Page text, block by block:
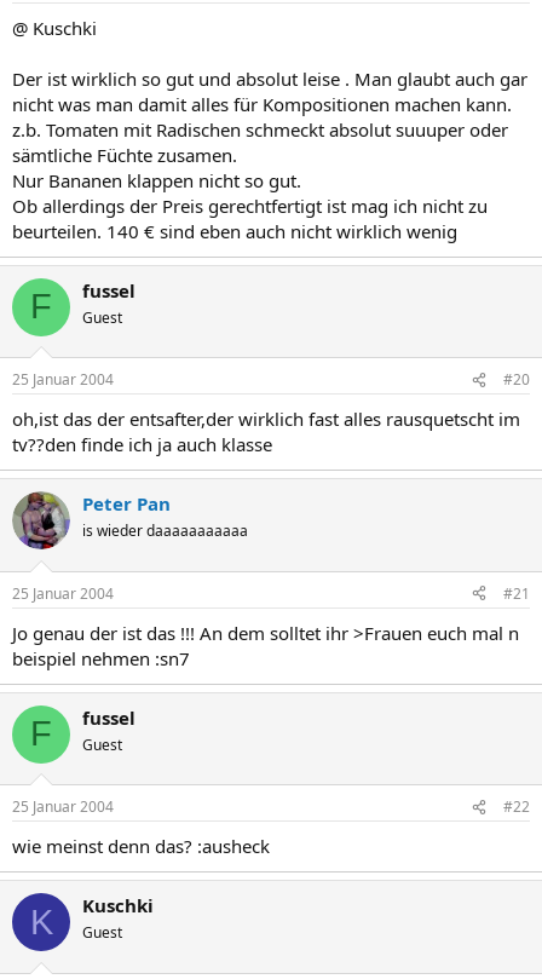
@ Kuschki
Der ist wirklich so gut und absolut leise . Man glaubt auch gar
nicht was man damit alles für Kompositionen machen kann.
z.b. Tomaten mit Radischen schmeckt absolut suuuper oder
sämtliche Füchte zusamen.
Nur Bananen klappen nicht so gut.
Ob allerdings der Preis gerechtfertigt ist mag ich nicht zu
beurteilen. 140 € sind eben auch nicht wirklich wenig
F fussel
Guest
25 Januar 2004 #20
oh,ist das der entsafter,der wirklich fast alles rausquetscht im
tv??den finde ich ja auch klasse
Peter Pan
is wieder daaaaaaaaaaa
25 Januar 2004 #21
Jo genau der ist das !!! An dem solltet ihr >Frauen euch mal n
beispiel nehmen :sn7
F fussel
Guest
25 Januar 2004 #22
wie meinst denn das? :ausheck
K Kuschki
Guest